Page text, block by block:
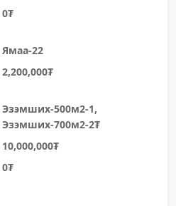
0₮
Ямаа-22
2,200,000₮
Эзэмших-500м2-1,
Эзэмших-700м2-2₮
10,000,000₮
0₮